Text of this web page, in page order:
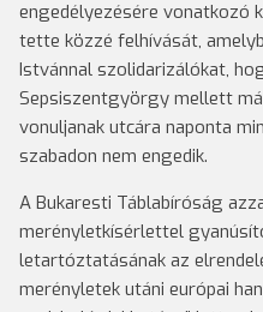
engedélyezésére vonatkozó
tette közzé felhívását,
Istvánnal szolidarizálókat,
Sepsiszentgyörgy mellett
vonuljanak utcára naponta
szabadon nem engedik.
A Bukaresti Táblabíróság
merényletkísérlettel
letartóztatásának az
merényletek utáni európai